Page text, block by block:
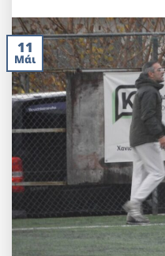
11
Μάι